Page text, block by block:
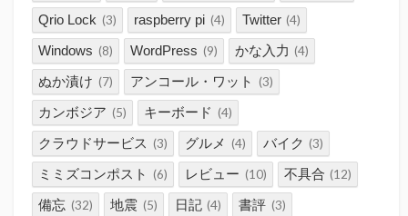
Qrio Lock (3) raspberry pi (4) Twitter (4)
Windows (8) WordPress (9) かな入力 (4)
ぬか漬け (7) アンコール・ワット (3)
カンボジア (5) キーボード (4)
クラウドサービス (3) グルメ (4) バイク (3)
ミミズコンポスト (6) レビュー (10) 不具合 (12)
備忘 (32) 地震 (5) 日記 (4) 書評 (3)